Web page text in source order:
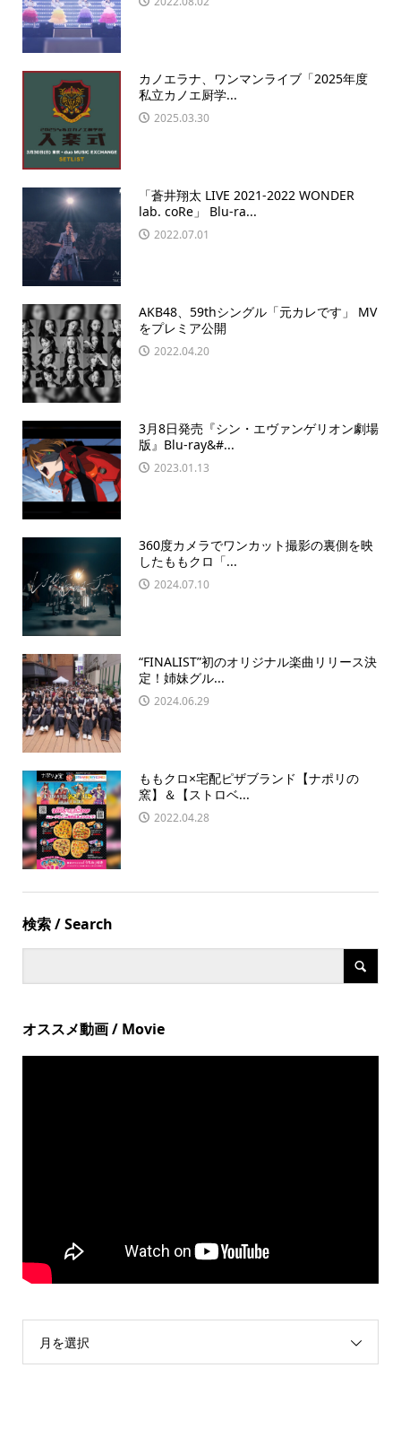
カノエラナ、ワンマンライブ「2025年度
私立カノエ厨学...
2025.03.30
「蒼井翔太 LIVE 2021-2022 WONDER
lab. coRe」 Blu-ra...
2022.07.01
AKB48、59thシングル「元カレです」 MV
をプレミア公開
2022.04.20
3月8日発売『シン・エヴァンゲリオン劇場
版』Blu-ray&#...
2023.01.13
360度カメラでワンカット撮影の裏側を映
したももクロ「...
2024.07.10
“FINALIST”初のオリジナル楽曲リリース決
定！姉妹グル...
2024.06.29
ももクロ×宅配ピザブランド【ナポリの
窯】＆【ストロベ...
2022.04.28
検索 / Search
オススメ動画 / Movie
月を選択